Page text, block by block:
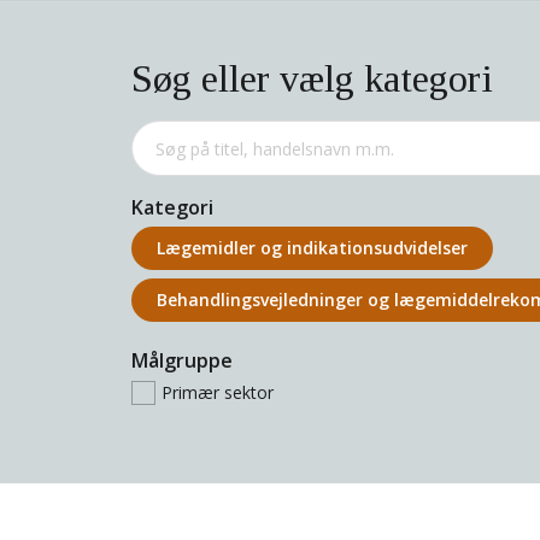
Søg eller vælg kategori
Kategori
Lægemidler og indikations­udvidelser
Behandlings­vejledninger og
Målgruppe
Primær sektor